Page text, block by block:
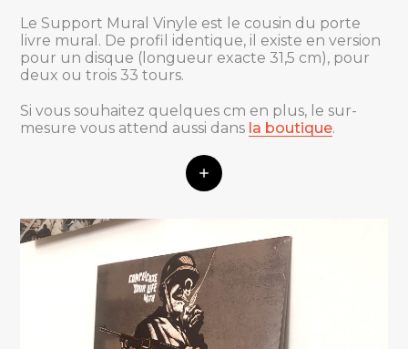
Le Support Mural Vinyle est le cousin du porte
livre mural. De profil identique, il existe en version
pour un disque (longueur exacte 31,5 cm), pour
deux ou trois 33 tours.
Si vous souhaitez quelques cm en plus, le sur-
mesure vous attend aussi dans la boutique.